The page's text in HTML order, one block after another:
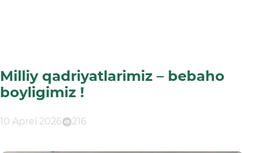
Milliy qadriyatlarimiz – bebaho
boyligimiz !
10 Aprel 2026 216